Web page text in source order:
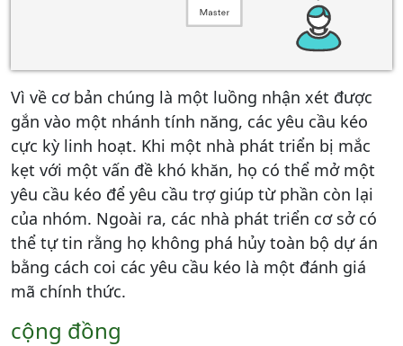
Vì về cơ bản chúng là một luồng nhận xét được
gắn vào một nhánh tính năng, các yêu cầu kéo
cực kỳ linh hoạt. Khi một nhà phát triển bị mắc
kẹt với một vấn đề khó khăn, họ có thể mở một
yêu cầu kéo để yêu cầu trợ giúp từ phần còn lại
của nhóm. Ngoài ra, các nhà phát triển cơ sở có
thể tự tin rằng họ không phá hủy toàn bộ dự án
bằng cách coi các yêu cầu kéo là một đánh giá
mã chính thức.
cộng đồng